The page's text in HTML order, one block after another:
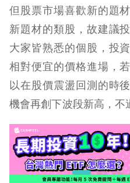
但股票市場喜歡新的題
新題材的類股，故建議
大家皆熟悉的個股，投
相對便宜的價格進場，
以在股價震盪回測的時
機會再創下波段新高，不